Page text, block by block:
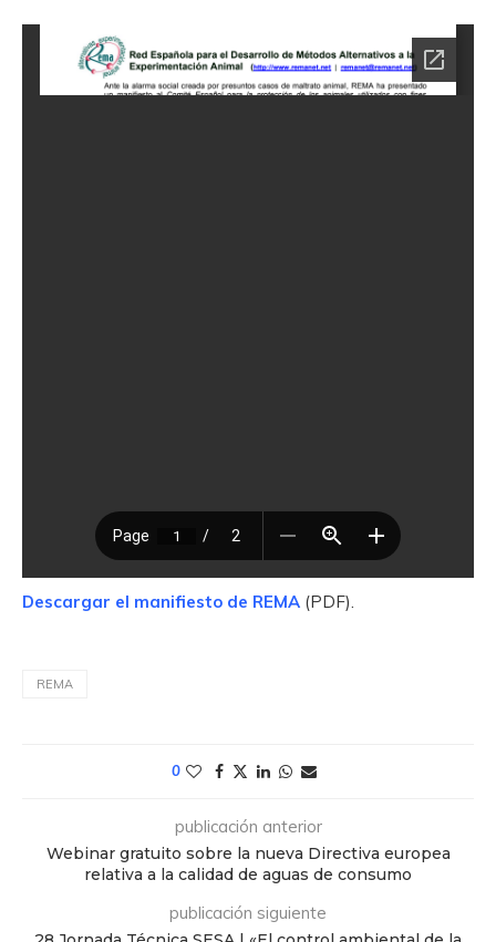
Descargar el manifiesto de REMA (PDF).
REMA
0
publicación anterior
Webinar gratuito sobre la nueva Directiva europea
relativa a la calidad de aguas de consumo
publicación siguiente